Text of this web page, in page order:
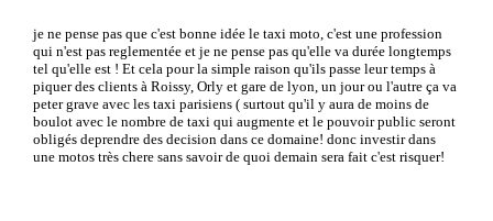
je ne pense pas que c'est bonne idée le taxi moto, c'est une profession
qui n'est pas reglementée et je ne pense pas qu'elle va durée longtemps
tel qu'elle est ! Et cela pour la simple raison qu'ils passe leur temps à
piquer des clients à Roissy, Orly et gare de lyon, un jour ou l'autre ça va
peter grave avec les taxi parisiens ( surtout qu'il y aura de moins de
boulot avec le nombre de taxi qui augmente et le pouvoir public seront
obligés deprendre des decision dans ce domaine! donc investir dans
une motos très chere sans savoir de quoi demain sera fait c'est risquer!